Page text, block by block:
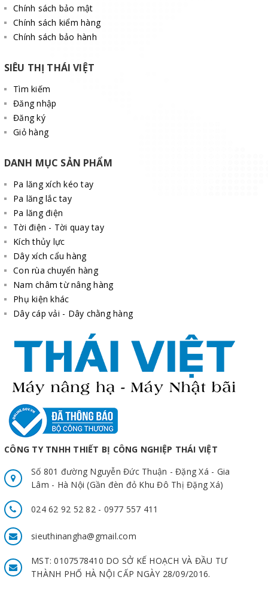
Chính sách bảo mật
Chính sách kiểm hàng
Chính sách bảo hành
SIÊU THỊ THÁI VIỆT
Tìm kiếm
Đăng nhập
Đăng ký
Giỏ hàng
DANH MỤC SẢN PHẨM
Pa lăng xích kéo tay
Pa lăng lắc tay
Pa lăng điện
Tời điện - Tời quay tay
Kích thủy lực
Dây xích cẩu hàng
Con rùa chuyển hàng
Nam châm từ nâng hàng
Phụ kiện khác
Dây cáp vải - Dây chằng hàng
CÔNG TY TNHH THIẾT BỊ CÔNG NGHIỆP THÁI VIỆT
Số 801 đường Nguyễn Đức Thuận - Đặng Xá - Gia
Lâm - Hà Nội (Gần đèn đỏ Khu Đô Thị Đặng Xá)
024 62 92 52 82 - 0977 557 411
sieuthinangha@gmail.com
MST: 0107578410 DO SỞ KẾ HOẠCH VÀ ĐẦU TƯ
THÀNH PHỐ HÀ NỘI CẤP NGÀY 28/09/2016.